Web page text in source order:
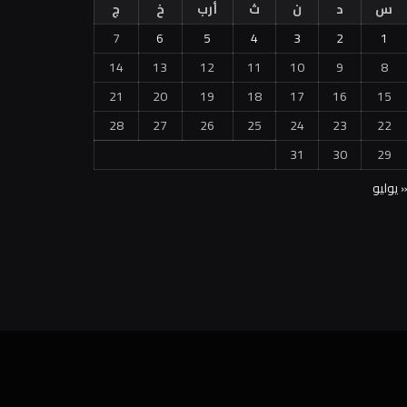
س
د ن ث أرب خ
ج
1
2
3
4
5
6
7
8
9
10
11
12
13
14
15
16
17
18
19
20
21
22
23
24
25
26
27
28
29
30
31
« يوليو